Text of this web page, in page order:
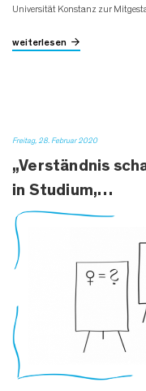
Universität Konstanz zur
weiterlesen
Freitag, 28. Februar 2020
„Verständnis
in Studium,…